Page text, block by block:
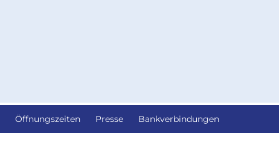
Öffnungszeiten Presse Bankverbindungen